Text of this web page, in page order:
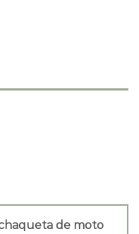
de moto